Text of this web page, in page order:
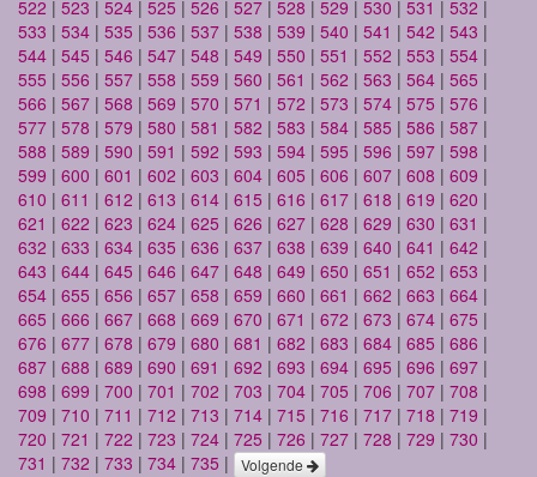
522 | 523 | 524 | 525 | 526 | 527 | 528 | 529 | 530 | 531 | 532 |
533 | 534 | 535 | 536 | 537 | 538 | 539 | 540 | 541 | 542 | 543 |
544 | 545 | 546 | 547 | 548 | 549 | 550 | 551 | 552 | 553 | 554 |
555 | 556 | 557 | 558 | 559 | 560 | 561 | 562 | 563 | 564 | 565 |
566 | 567 | 568 | 569 | 570 | 571 | 572 | 573 | 574 | 575 | 576 |
577 | 578 | 579 | 580 | 581 | 582 | 583 | 584 | 585 | 586 | 587 |
588 | 589 | 590 | 591 | 592 | 593 | 594 | 595 | 596 | 597 | 598 |
599 | 600 | 601 | 602 | 603 | 604 | 605 | 606 | 607 | 608 | 609 |
610 | 611 | 612 | 613 | 614 | 615 | 616 | 617 | 618 | 619 | 620 |
621 | 622 | 623 | 624 | 625 | 626 | 627 | 628 | 629 | 630 | 631 |
632 | 633 | 634 | 635 | 636 | 637 | 638 | 639 | 640 | 641 | 642 |
643 | 644 | 645 | 646 | 647 | 648 | 649 | 650 | 651 | 652 | 653 |
654 | 655 | 656 | 657 | 658 | 659 | 660 | 661 | 662 | 663 | 664 |
665 | 666 | 667 | 668 | 669 | 670 | 671 | 672 | 673 | 674 | 675 |
676 | 677 | 678 | 679 | 680 | 681 | 682 | 683 | 684 | 685 | 686 |
687 | 688 | 689 | 690 | 691 | 692 | 693 | 694 | 695 | 696 | 697 |
698 | 699 | 700 | 701 | 702 | 703 | 704 | 705 | 706 | 707 | 708 |
709 | 710 | 711 | 712 | 713 | 714 | 715 | 716 | 717 | 718 | 719 |
720 | 721 | 722 | 723 | 724 | 725 | 726 | 727 | 728 | 729 | 730 |
731 | 732 | 733 | 734 | 735 | Volgende